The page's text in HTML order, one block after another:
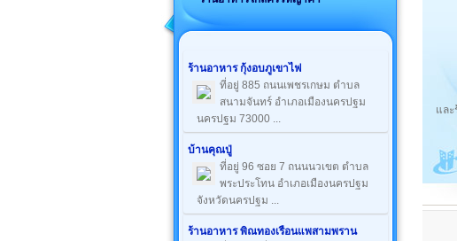
ร้านอาหาร กุ้งอบภูเขาไฟ
ที่อยู่ 885 ถนนเพชรเกษม ตำบล
สนามจันทร์ อำเภอเมืองนครปฐม
นครปฐม 73000 ...
บ้านคุณปู่
ที่อยู่ 96 ซอย 7 ถนนนวเขต ตำบล
พระประโทน อำเภอเมืองนครปฐม
จังหวัดนครปฐม ...
ร้านอาหาร พิณทองเรือนแพสามพราน
แล